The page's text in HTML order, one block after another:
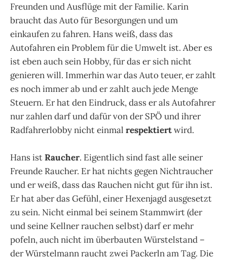
Freunden und Ausflüge mit der Familie. Karin
braucht das Auto für Besorgungen und um
einkaufen zu fahren. Hans weiß, dass das
Autofahren ein Problem für die Umwelt ist. Aber es
ist eben auch sein Hobby, für das er sich nicht
genieren will. Immerhin war das Auto teuer, er zahlt
es noch immer ab und er zahlt auch jede Menge
Steuern. Er hat den Eindruck, dass er als Autofahrer
nur zahlen darf und dafür von der SPÖ und ihrer
Radfahrerlobby nicht einmal respektiertwird.
Hans istRaucher. Eigentlich sind fast alle seiner
Freunde Raucher. Er hat nichts gegen Nichtraucher
und er weiß, dass das Rauchen nicht gut für ihn ist.
Er hat aber das Gefühl, einer Hexenjagd ausgesetzt
zu sein. Nicht einmal bei seinem Stammwirt (der
und seine Kellner rauchen selbst) darf er mehr
pofeln, auch nicht im überbauten Würstelstand –
der Würstelmann raucht zwei Packerln am Tag. Die